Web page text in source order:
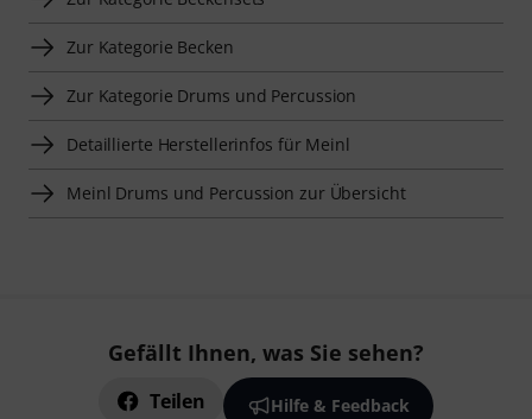
Zur Kategorie Becken
Zur Kategorie Drums und Percussion
Detaillierte Herstellerinfos für Meinl
Meinl Drums und Percussion zur Übersicht
Gefällt Ihnen, was Sie sehen?
Teilen Hilfe & Feedback